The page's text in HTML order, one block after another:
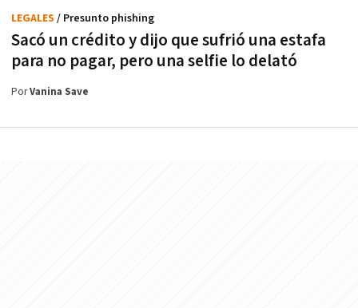
Sacó un crédito y dijo que sufrió una estafa
para no pagar, pero una selfie lo delató
LEGALES / Presunto phishing
PorVanina Save